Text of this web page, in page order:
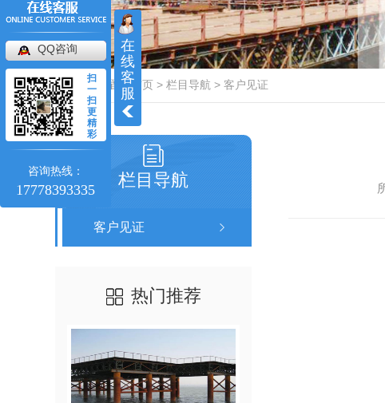
当前位置：首页 > 栏目导航 > 客户见证
栏目导航
客户见证
热门推荐
在
线
客
服
QQ咨询
扫
一
扫
更
精
彩
咨询热线：
17778393335